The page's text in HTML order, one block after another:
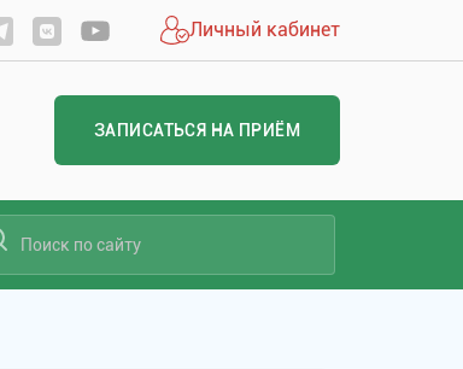
Личный кабинет
ЗАПИСАТЬСЯ НА ПРИЁМ